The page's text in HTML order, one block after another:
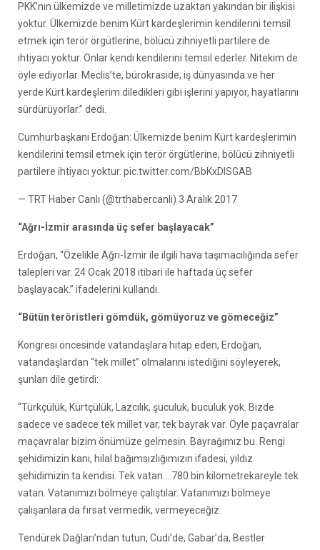
PKK’nın ülkemizde ve milletimizde uzaktan yakından bir ilişkisi
yoktur. Ülkemizde benim Kürt kardeşlerimin kendilerini temsil
etmek için terör örgütlerine, bölücü zihniyetli partilere de
ihtiyacı yoktur. Onlar kendi kendilerini temsil ederler. Nitekim de
öyle ediyorlar. Meclis’te, bürokraside, iş dünyasında ve her
yerde Kürt kardeşlerim diledikleri gibi işlerini yapıyor, hayatlarını
sürdürüyorlar.” dedi.
Cumhurbaşkanı Erdoğan: Ülkemizde benim Kürt kardeşlerimin
kendilerini temsil etmek için terör örgütlerine, bölücü zihniyetli
partilere ihtiyacı yoktur. pic.twitter.com/BbKxDISGAB
— TRT Haber Canlı (@trthabercanli) 3 Aralık 2017
“Ağrı-İzmir arasında üç sefer başlayacak”
Erdoğan, “Özelikle Ağrı-İzmir ile ilgili hava taşımacılığında sefer
talepleri var. 24 Ocak 2018 itibari ile haftada üç sefer
başlayacak.” ifadelerini kullandı.
“Bütün teröristleri gömdük, gömüyoruz ve gömeceğiz”
Kongresi öncesinde vatandaşlara hitap eden, Erdoğan,
vatandaşlardan “tek millet” olmalarını istediğini söyleyerek,
şunları dile getirdi:
“Türkçülük, Kürtçülük, Lazcılık, şuculuk, buculuk yok. Bizde
sadece ve sadece tek millet var, tek bayrak var. Öyle paçavralar
maçavralar bizim önümüze gelmesin. Bayrağımız bu. Rengi
şehidimizin kanı, hilal bağımsızlığımızın ifadesi, yıldız
şehidimizin ta kendisi. Tek vatan… 780 bin kilometrekareyle tek
vatan. Vatanımızı bölmeye çalıştılar. Vatanımızı bölmeye
çalışanlara da fırsat vermedik, vermeyeceğiz.
Tendürek Dağları’ndan tutun, Cudi’de, Gabar’da, Bestler